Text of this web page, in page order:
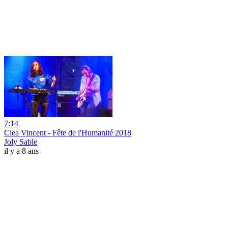
7:14
Clea Vincent - Fête de l'Humanité 2018
Joly Sable
il y a 8 ans